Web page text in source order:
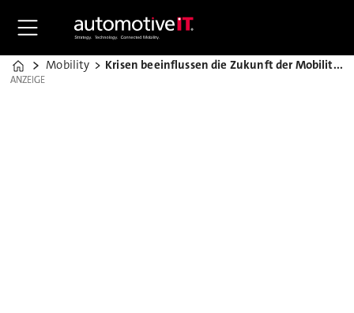
Home
Mobility Krisen beeinflussen die Zukunft der Mobilitätsdienste
ANZEIGE
ANZEIGE